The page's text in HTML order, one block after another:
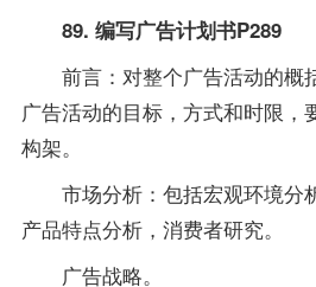
89. 编写广告计划书P289
前言：对整个广告活动的概
广告活动的目标，方式和时限，
构架。
市场分析：包括宏观环境分
产品特点分析，消费者研究。
广告战略。